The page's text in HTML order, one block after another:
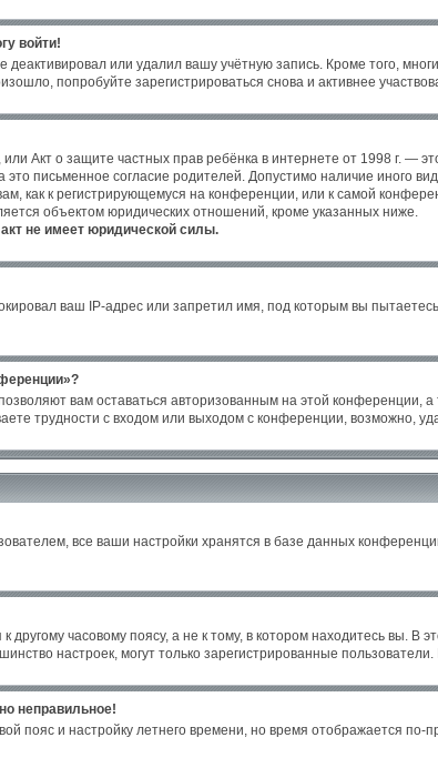
войти!
деактивировал или удалил вашу учётную запись. Кроме того,
попробуйте зарегистрироваться снова и активнее
Акт о защите частных прав ребёнка в интернете от 1998 г.
письменное согласие родителей. Допустимо наличие
как к регистрирующемуся на конференции, или к самой
объектом юридических отношений, кроме указанных ниже.
не имеет юридической силы.
ваш IP-адрес или запретил имя, под которым вы
вам оставаться авторизованным на этой
трудности с входом или выходом с конференции, возможно,
все ваши настройки хранятся в базе данных
часовому поясу, а не к тому, в котором находитесь вы. В
настроек, могут только зарегистрированные
неправильное!
пояс и настройку летнего времени, но время отображается